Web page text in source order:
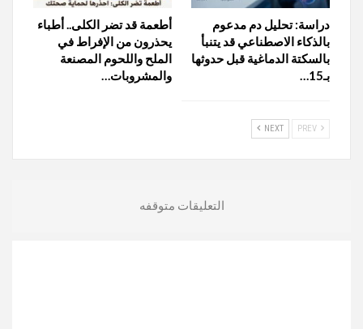
دراسة: تحليل دم مدعوم
بالذكاء الاصطناعي قد يتنبأ
بالسكتة الدماغية قبل حدوثها
بـ15…
أطعمة قد تضر الكلى.. أطباء
يحذرون من الإفراط في
الملح واللحوم المصنعة
والمشروبات…
NEXT
التعليقات متوقفه